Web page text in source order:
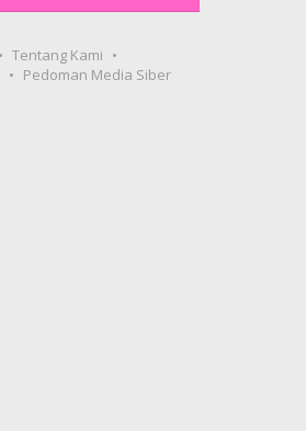
Tentang Kami
Pedoman Media Siber